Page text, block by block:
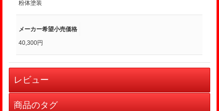
粉体塗装
メーカー希望小売価格
40,300円
レビュー
商品のタグ